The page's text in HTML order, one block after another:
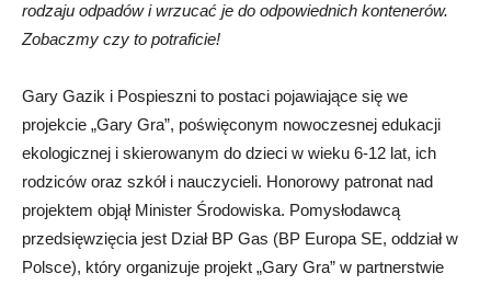
rodzaju odpadów i wrzucać je do odpowiednich kontenerów.
Zobaczmy czy to potraficie!
Gary Gazik i Pospieszni to postaci pojawiające się we
projekcie „Gary Gra”, poświęconym nowoczesnej edukacji
ekologicznej i skierowanym do dzieci w wieku 6-12 lat, ich
rodziców oraz szkół i nauczycieli. Honorowy patronat nad
projektem objął Minister Środowiska. Pomysłodawcą
przedsięwzięcia jest Dział BP Gas (BP Europa SE, oddział w
Polsce), który organizuje projekt „Gary Gra” w partnerstwie